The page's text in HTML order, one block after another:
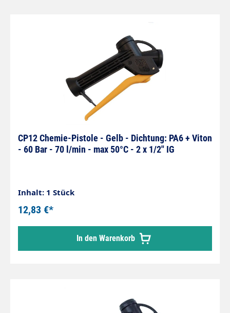
CP12 Chemie-Pistole - Gelb - Dichtung: PA6 + Viton
- 60 Bar - 70 l/min - max 50°C - 2 x 1/2" IG
Inhalt: 1 Stück
12,83 €*
In den Warenkorb